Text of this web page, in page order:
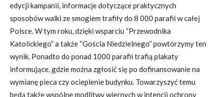
edycji kampanii, informacje dotyczące praktycznych
sposobów walki ze smogiem trafiły do 8 000 parafii w całej
Polsce. W tym roku, dzięki wsparciu “Przewodnika
Katolickiego” a także “Gościa Niedzielnego” powtórzymy ten
wynik. Ponadto do ponad 1000 parafii trafią plakaty
informujące, gdzie można zgłosić się po dofinansowanie na
wymianę pieca czy ocieplenie budynku. Towarzyszyć temu
będą także wspólne modlitwy wiernych w intencji ochrony